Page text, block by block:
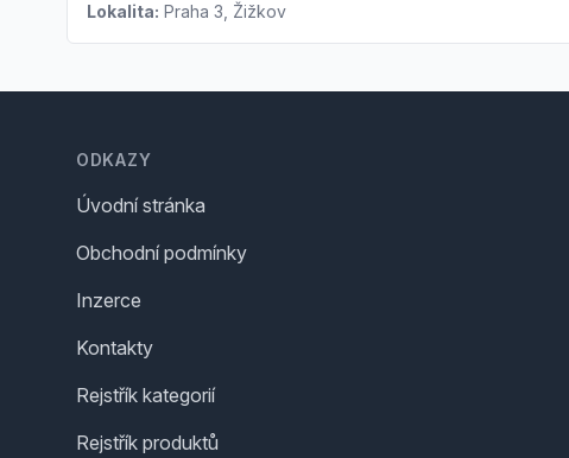
Lokalita: Praha 3, Žižkov
ODKAZY
Úvodní stránka
Obchodní podmínky
Inzerce
Kontakty
Rejstřík kategorií
Rejstřík produktů